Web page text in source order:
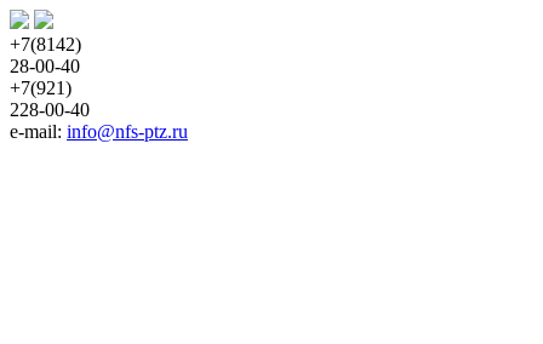
+7(8142)
28-00-40
+7(921)
228-00-40
e-mail: info@nfs-ptz.ru